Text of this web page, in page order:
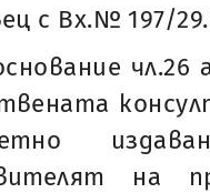
с Вх.№ 197/
на